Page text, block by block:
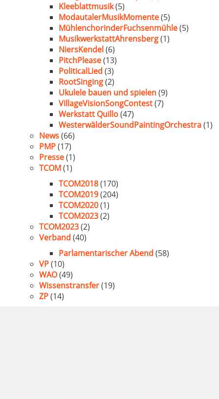
Kleeblattmusik(5)
ModautalerMusikMomente(5)
MühlenchorinderFuchsenmühle(5)
MusikwerkstattAhrensberg(1)
NiersKendel(6)
PitchPlease(13)
PoliticalLied (3)
RootSinging(2)
Ukulele bauen und spielen(9)
VillageVisionSongContest(7)
Werkstatt Quillo(47)
WesterwälderSoundPaintingOrchestra(1)
News(66)
PMP(17)
Presse(1)
TCOM(1)
TCOM2018(170)
TCOM2019(204)
TCOM2020(1)
TCOM2023(2)
TCOM2023(2)
Verband (40)
Parlamentarischer Abend (58)
VP(10)
WAO(49)
Wissenstransfer(19)
ZP(14)